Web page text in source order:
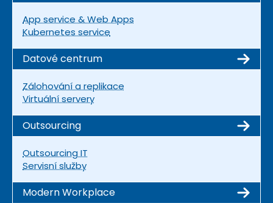
App service & Web Apps
Kubernetes service
Datové centrum
Zálohování a replikace
Virtuální servery
Outsourcing
Outsourcing IT
Servisní služby
Modern Workplace